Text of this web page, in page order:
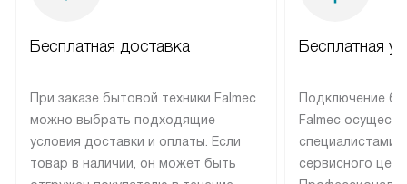
Бесплатная доставка
При заказе бытовой техники Falmec
можно выбрать подходящие
условия доставки и оплаты. Если
товар в наличии, он может быть
Бесплатная
Подключение
Falmec
специалистами
сервисного